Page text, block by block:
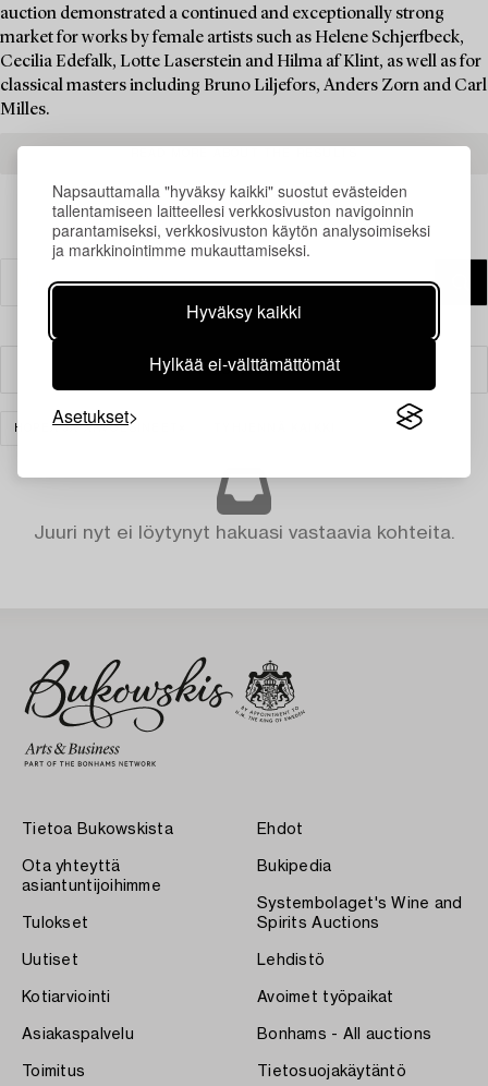
Napsauttamalla "hyväksy kaikki" suostut evästeiden
tallentamiseen laitteellesi verkkosivuston navigoinnin
parantamiseksi, verkkosivuston käytön analysoimiseksi
ja markkinointimme mukauttamiseksi.
Hyväksy kaikki
Hylkää ei-välttämättömät
Asetukset
auction demonstrated a continued and exceptionally strong
market for works by female artists such as Helene Schjerfbeck,
Cecilia Edefalk, Lotte Laserstein and Hilma af Klint, as well as for
classical masters including Bruno Liljefors, Anders Zorn and Carl
Milles.
Suodatin
HOPEA JA ARVOESINEET
Juuri nyt ei löytynyt hakuasi vastaavia kohteita.
Tietoa Bukowskista
Ota yhteyttä
asiantuntijoihimme
Tulokset
Uutiset
Kotiarviointi
Asiakaspalvelu
Toimitus
Ehdot
Bukipedia
Systembolaget's Wine and
Spirits Auctions
Lehdistö
Avoimet työpaikat
Bonhams - All auctions
Tietosuojakäytäntö